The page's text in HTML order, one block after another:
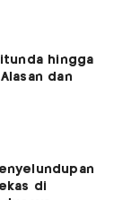
hingga
dan
di